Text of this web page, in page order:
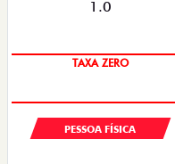
PESSOA FÍSICA